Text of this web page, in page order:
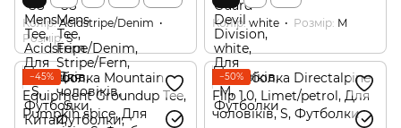
Колір Acidstripe/Denim
Розмір S
Колір white Розмір M
−45% −50%